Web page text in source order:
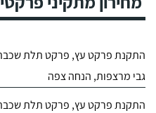
התקנת פרקט עץ, פרקט תלת
גבי מרצפות, הנחה צפה
התקנת פרקט עץ, פרקט תלת